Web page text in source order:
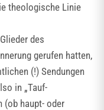
theologische Linie
des
gerufen hatten,
(!) Sendungen
in „Tauf-
(ob haupt- oder